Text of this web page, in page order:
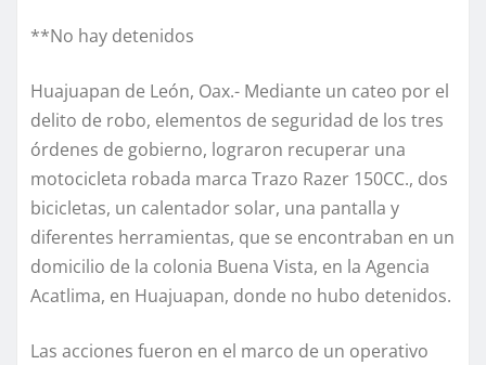
**No hay detenidos
Huajuapan de León, Oax.- Mediante un cateo por el
delito de robo, elementos de seguridad de los tres
órdenes de gobierno, lograron recuperar una
motocicleta robada marca Trazo Razer 150CC., dos
bicicletas, un calentador solar, una pantalla y
diferentes herramientas, que se encontraban en un
domicilio de la colonia Buena Vista, en la Agencia
Acatlima, en Huajuapan, donde no hubo detenidos.
Las acciones fueron en el marco de un operativo